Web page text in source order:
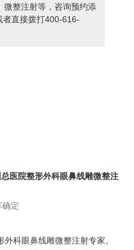
微整注射等，咨询预约添
直接拨打400-616-
医院整形外科眼鼻线雕微整注
科眼鼻线雕微整注射专家。